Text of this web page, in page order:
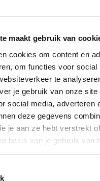
maakt gebruik van
cookies om content en
om functies voor social
te
je gebruik van onze site
social media, adverteren
deze gegevens
je aan ze hebt verstrekt
basis van je gebruik van
treffen met
blij met
focus nam af’
- 08:30
wallpaper
- 00:36